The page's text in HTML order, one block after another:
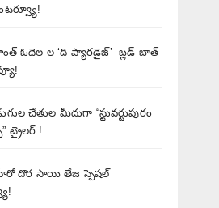
ఓదెల ల ‘ది ప్యారడైజ్’ బ్లడ్ బాత్
చేతుల మీదుగా “స్టువర్టుపురం
ట్రైలర్ !
హీరో దొర సాయి తేజ స్పెషల్